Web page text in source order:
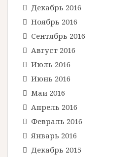
Декабрь 2016
Ноябрь 2016
Сентябрь 2016
Август 2016
Июль 2016
Июнь 2016
Май 2016
Апрель 2016
Февраль 2016
Январь 2016
Декабрь 2015